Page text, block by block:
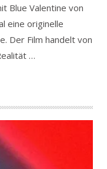
Blue Valentine von
eine originelle
Der Film handelt von
…